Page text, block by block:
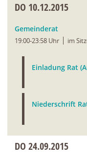
DO 10.12.2015
Gemeinderat
19:00-23:58 Uhr im
Einladung Rat
Niederschrift
DO 24.09.2015